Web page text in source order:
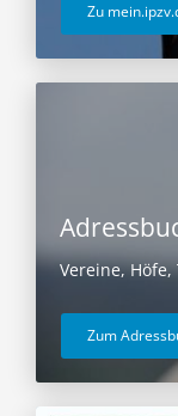
Zu
Vereine,
Zum